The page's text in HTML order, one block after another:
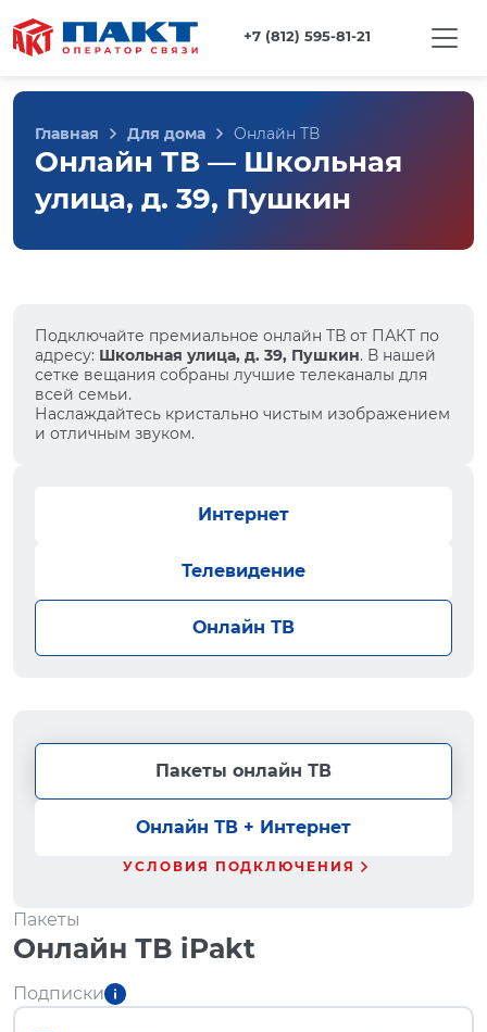
+7 (812) 595-81-21
Главная Для дома Онлайн ТВ
Онлайн ТВ — Школьная
улица, д. 39, Пушкин
Подключайте премиальное онлайн ТВ от ПАКТ по
адресу: Школьная улица, д. 39, Пушкин. В нашей
сетке вещания собраны лучшие телеканалы для
всей семьи.
Наслаждайтесь кристально чистым изображением
и отличным звуком.
Интернет
Телевидение
Онлайн ТВ
Пакеты онлайн ТВ
Онлайн ТВ + Интернет
УСЛОВИЯ ПОДКЛЮЧЕНИЯ
Пакеты
Онлайн ТВ iPakt
Подписки